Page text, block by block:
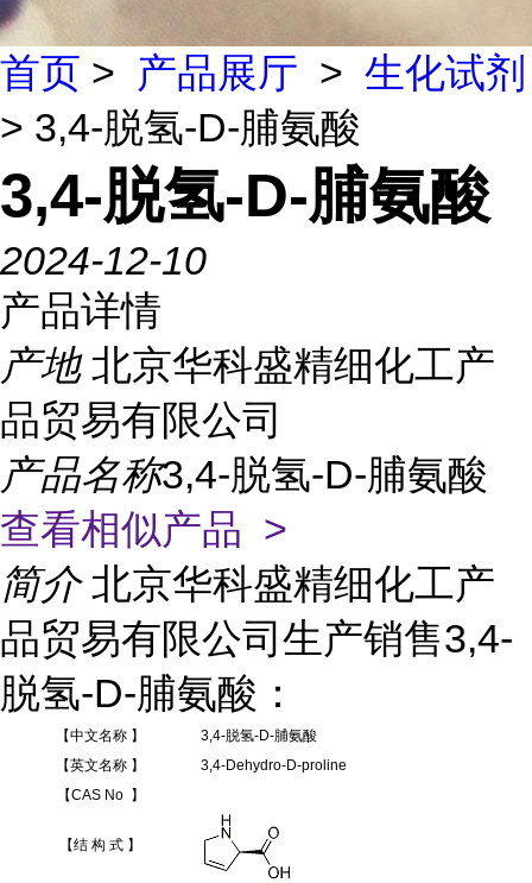
首页 > 产品展厅 > 生化试剂
> 3,4-脱氢-D-脯氨酸
3,4-脱氢-D-脯氨酸
2024-12-10
产品详情
产地 北京华科盛精细化工产
品贸易有限公司
产品名称3,4-脱氢-D-脯氨酸
查看相似产品 >
简介 北京华科盛精细化工产
品贸易有限公司生产销售3,4-
脱氢-D-脯氨酸：
【中文名称 】
3,4-脱氢-D-脯氨酸
【英文名称 】
3,4-Dehydro-D-proline
【CAS No 】
【结 构 式 】